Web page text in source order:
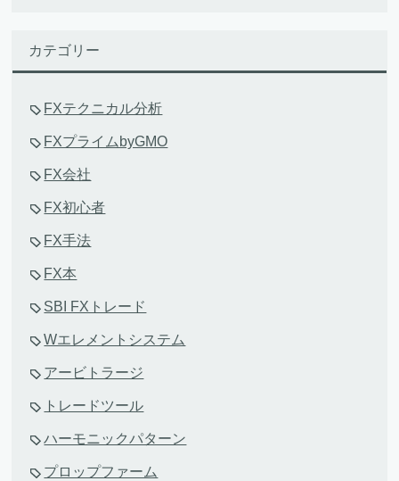
カテゴリー
FXテクニカル分析
FXプライムbyGMO
FX会社
FX初心者
FX手法
FX本
SBI FXトレード
Wエレメントシステム
アービトラージ
トレードツール
ハーモニックパターン
プロップファーム